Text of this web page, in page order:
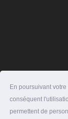
En poursuivant
conséquent
permettent de